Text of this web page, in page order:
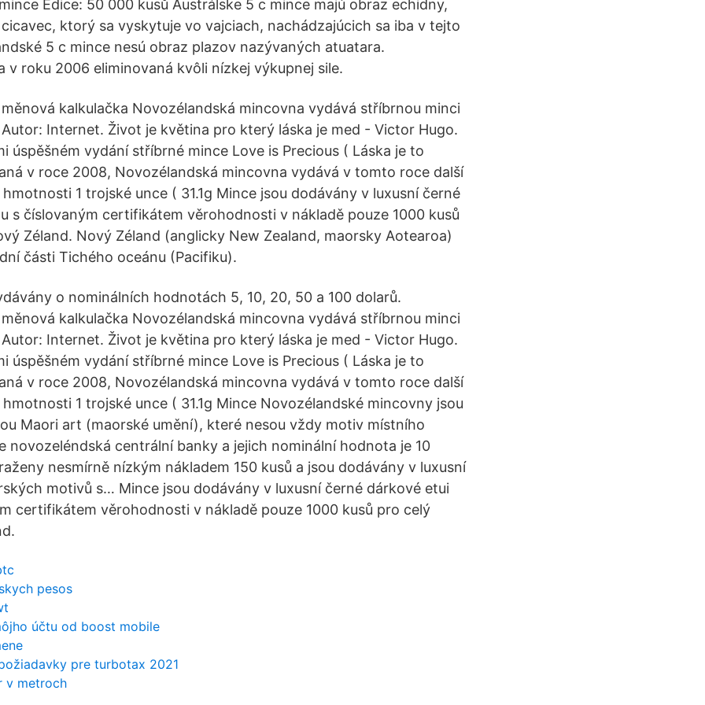
Edice: 50 000 kusů Austrálske 5 c mince majú obraz echidny,
ktorý sa vyskytuje vo vajciach, nachádzajúcich sa iba v tejto
5 c mince nesú obraz plazov nazývaných atuatara.
v roku 2006 eliminovaná kvôli nízkej výkupnej sile.
kalkulačka Novozélandská mincovna vydává stříbrnou minci
Internet. Život je květina pro který láska je med - Victor Hugo.
úspěšném vydání stříbrné mince Love is Precious ( Láska je to
v roce 2008, Novozélandská mincovna vydává v tomto roce další
1 trojské unce ( 31.1g Mince jsou dodávány v luxusní černé
s číslovaným certifikátem věrohodnosti v nákladě pouze 1000 kusů
Zéland. Nový Zéland (anglicky New Zealand, maorsky Aotearoa)
části Tichého oceánu (Pacifiku).
o nominálních hodnotách 5, 10, 20, 50 a 100 dolarů.
kalkulačka Novozélandská mincovna vydává stříbrnou minci
Internet. Život je květina pro který láska je med - Victor Hugo.
úspěšném vydání stříbrné mince Love is Precious ( Láska je to
v roce 2008, Novozélandská mincovna vydává v tomto roce další
1 trojské unce ( 31.1g Mince Novozélandské mincovny jsou
Maori art (maorské umění), které nesou vždy motiv místního
novozeléndská centrální banky a jejich nominální hodnota je 10
nesmírně nízkým nákladem 150 kusů a jsou dodávány v luxusní
motivů s… Mince jsou dodávány v luxusní černé dárkové etui
certifikátem věrohodnosti v nákladě pouze 1000 kusů pro celý
pesos
účtu od boost mobile
pre turbotax 2021
v metroch